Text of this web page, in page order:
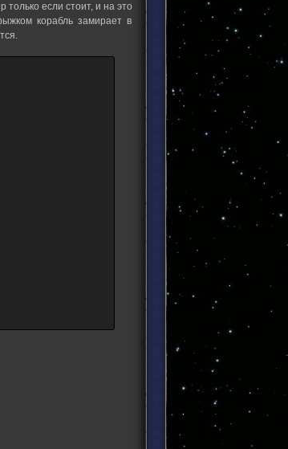
только если стоит, и на это
корабль замирает в